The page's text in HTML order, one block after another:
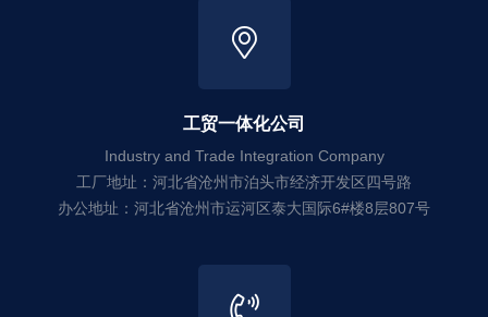
工贸一体化公司
Industry and Trade Integration Company
工厂地址：河北省沧州市泊头市经济开发区四号路
办公地址：河北省沧州市运河区泰大国际6#楼8层807号